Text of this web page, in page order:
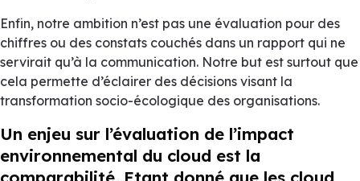
Enfin, notre ambition n’est pas une évaluation pour des
chiffres ou des constats couchés dans un rapport qui ne
servirait qu’à la communication. Notre but est surtout que
cela permette d’éclairer des décisions visant la
transformation socio-écologique des organisations.
Un enjeu sur l’évaluation de l’impact
environnemental du cloud est la